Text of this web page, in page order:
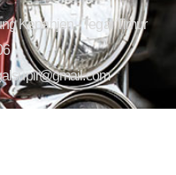
Kepanjen - Tegal Timur